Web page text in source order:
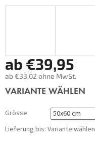
ab €39,95
ab €33,02 ohne MwSt.
Verkaufspreis:
VARIANTE WÄHLEN
Grösse
Lieferung bis: Variante wählen